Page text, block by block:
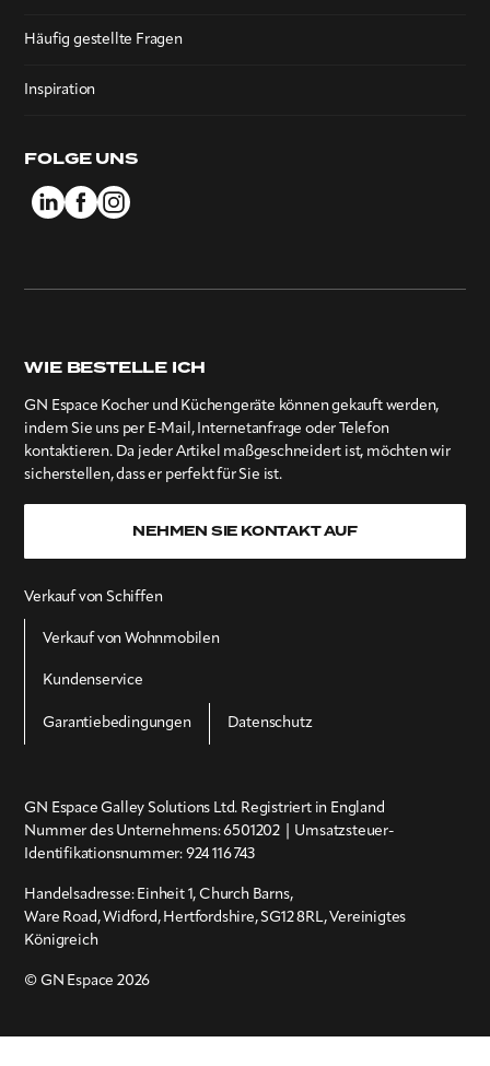
Häufig gestellte Fragen
Inspiration
FOLGE UNS
WIE BESTELLE ICH
GN Espace Kocher und Küchengeräte können gekauft werden,
indem Sie uns per E-Mail, Internetanfrage oder Telefon
kontaktieren. Da jeder Artikel maßgeschneidert ist, möchten wir
sicherstellen, dass er perfekt für Sie ist.
NEHMEN SIE KONTAKT AUF
Verkauf von Schiffen
Verkauf von Wohnmobilen
Kundenservice
Garantiebedingungen Datenschutz
GN Espace Galley Solutions Ltd. Registriert in England
Nummer des Unternehmens:6501202 | Umsatzsteuer-
Identifikationsnummer: 924 116 743
Handelsadresse: Einheit 1, Church Barns,
Ware Road, Widford, Hertfordshire, SG12 8RL, Vereinigtes
Königreich
© GN Espace 2026